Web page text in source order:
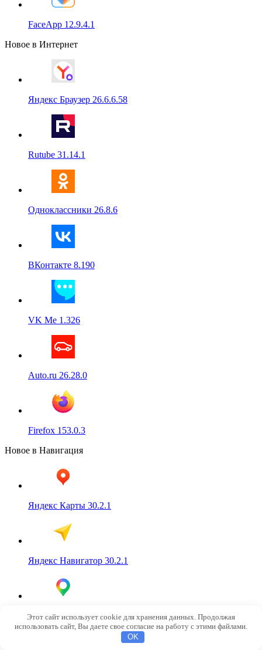
FaceApp 12.9.4.1
Новое в Интернет
Яндекс Браузер 26.6.6.58
Rutube 31.14.1
Одноклассники 26.8.6
ВКонтакте 8.190
VK Me 1.326
Auto.ru 26.28.0
Firefox 153.0.3
Новое в Навигация
Яндекс Карты 30.2.1
Яндекс Навигатор 30.2.1
Гугл Карты 26.31.02.954292984
Этот сайт использует cookie для хранения данных. Продолжая
использовать сайт, Вы даете свое согласие на работу с этими файлами.
OK